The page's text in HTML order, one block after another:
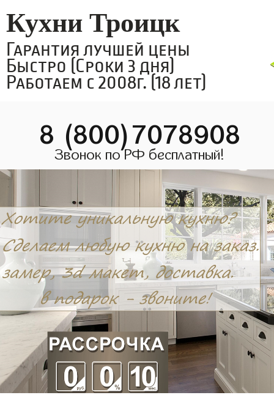
Кухни Троицк
Гарантия лучшей цены
Быстро (Сроки 3 дня)
Работаем с 2008г. (18 лет)
8 (800)7078908
Звонок по РФ бесплатный!